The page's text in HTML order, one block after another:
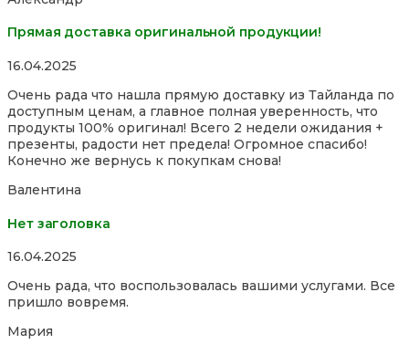
Прямая доставка оригинальной продукции!
Rated
out
of
5
16.04.2025
Очень рада что нашла прямую доставку из Тайланда по
доступным ценам, а главное полная уверенность, что
продукты 100% оригинал! Всего 2 недели ожидания +
презенты, радости нет предела! Огромное спасибо!
Конечно же вернусь к покупкам снова!
Валентина
Нет заголовка
Rated
out
of
16.04.2025
Очень рада, что воспользовалась вашими услугами. Все
пришло вовремя.
Мария